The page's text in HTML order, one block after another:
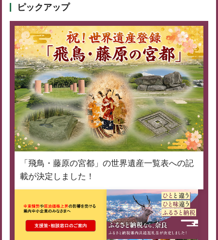
ピックアップ
「飛鳥・藤原の宮都」の世界遺産一覧表への記
載が決定しました！